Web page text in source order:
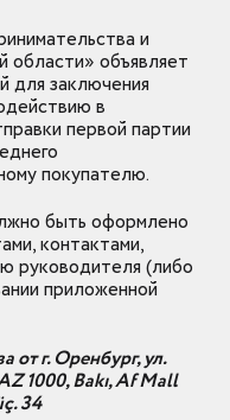
и
области» объявляет
для заключения
в
первой партии
покупателю.
быть оформлено
контактами,
руководителя (либо
приложенной
от г. Оренбург, ул.
1000, Bakı, Af Mall
34